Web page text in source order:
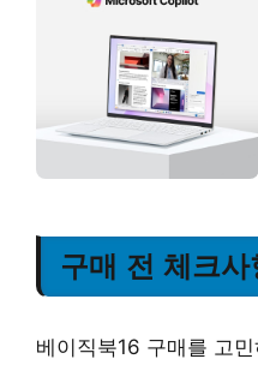
구매 전 체크사
베이직북16 구매를 고